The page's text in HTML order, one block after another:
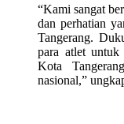
“Kami sangat
dan perhatian
Tangerang.
para atlet untuk
Kota
nasional,”